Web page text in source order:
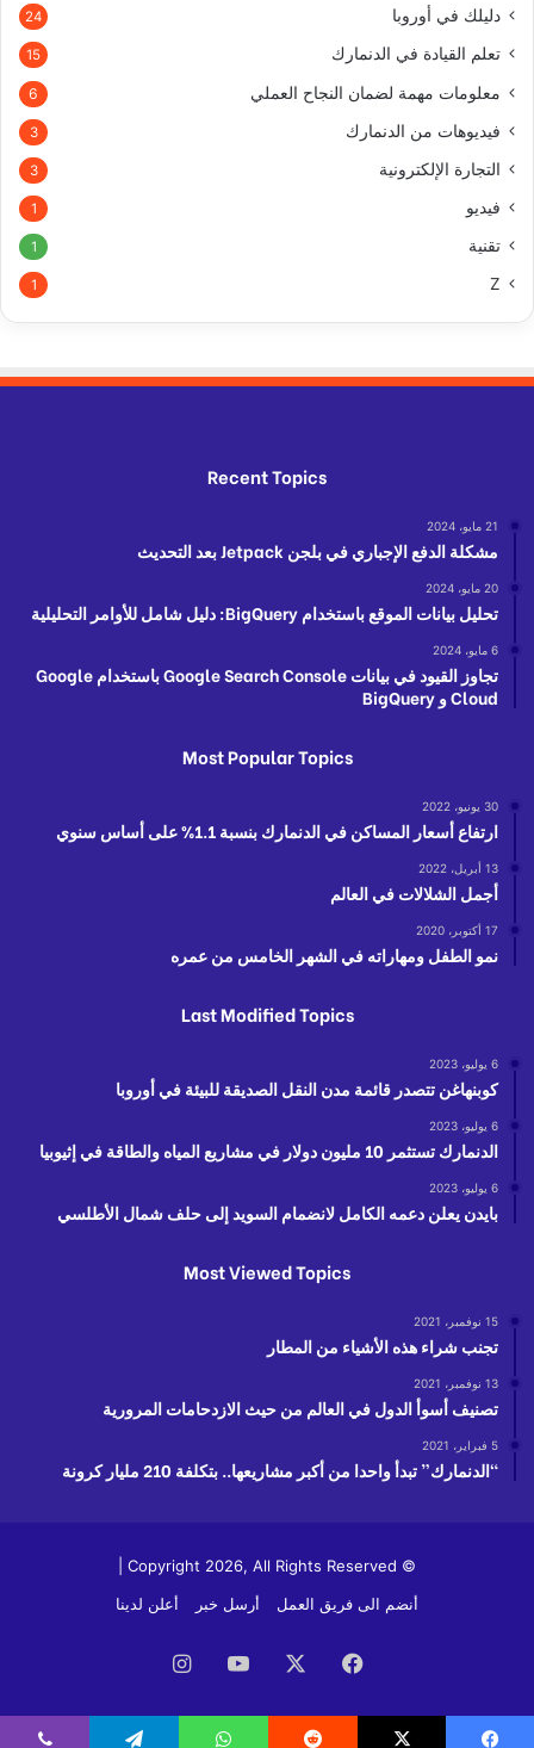
دليلك في أوروبا 24
تعلم القيادة في الدنمارك 15
معلومات مهمة لضمان النجاح العملي 6
فيديوهات من الدنمارك 3
التجارة الإلكترونية 3
فيديو 1
تقنية 1
Z
1
Recent Topics
21 مايو، 2024
مشكلة الدفع الإجباري في بلجن Jetpack بعد التحديث
20 مايو، 2024
تحليل بيانات الموقع باستخدام BigQuery: دليل شامل للأوامر التحليلية
6 مايو، 2024
تجاوز القيود في بيانات Google Search Console باستخدام Google
Cloud و BigQuery
Most Popular Topics
30 يونيو، 2022
ارتفاع أسعار المساكن في الدنمارك بنسبة 1.1% على أساس سنوي
13 أبريل، 2022
أجمل الشلالات في العالم
17 أكتوبر، 2020
نمو الطفل ومهاراته في الشهر الخامس من عمره
Last Modified Topics
6 يوليو، 2023
كوبنهاغن تتصدر قائمة مدن النقل الصديقة للبيئة في أوروبا
6 يوليو، 2023
الدنمارك تستثمر 10 مليون دولار في مشاريع المياه والطاقة في إثيوبيا
6 يوليو، 2023
بايدن يعلن دعمه الكامل لانضمام السويد إلى حلف شمال الأطلسي
Most Viewed Topics
15 نوفمبر، 2021
تجنب شراء هذه الأشياء من المطار
13 نوفمبر، 2021
تصنيف أسوأ الدول في العالم من حيث الازدحامات المرورية
5 فبراير، 2021
“الدنمارك” تبدأ واحدا من أكبر مشاريعها.. بتكلفة 210 مليار كرونة
© Copyright 2026, All Rights Reserved |
أنضم الى فريق العمل
أرسل خبر أعلن لدينا
فيسبوك ‫YouTube